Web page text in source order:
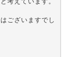
ございますでし